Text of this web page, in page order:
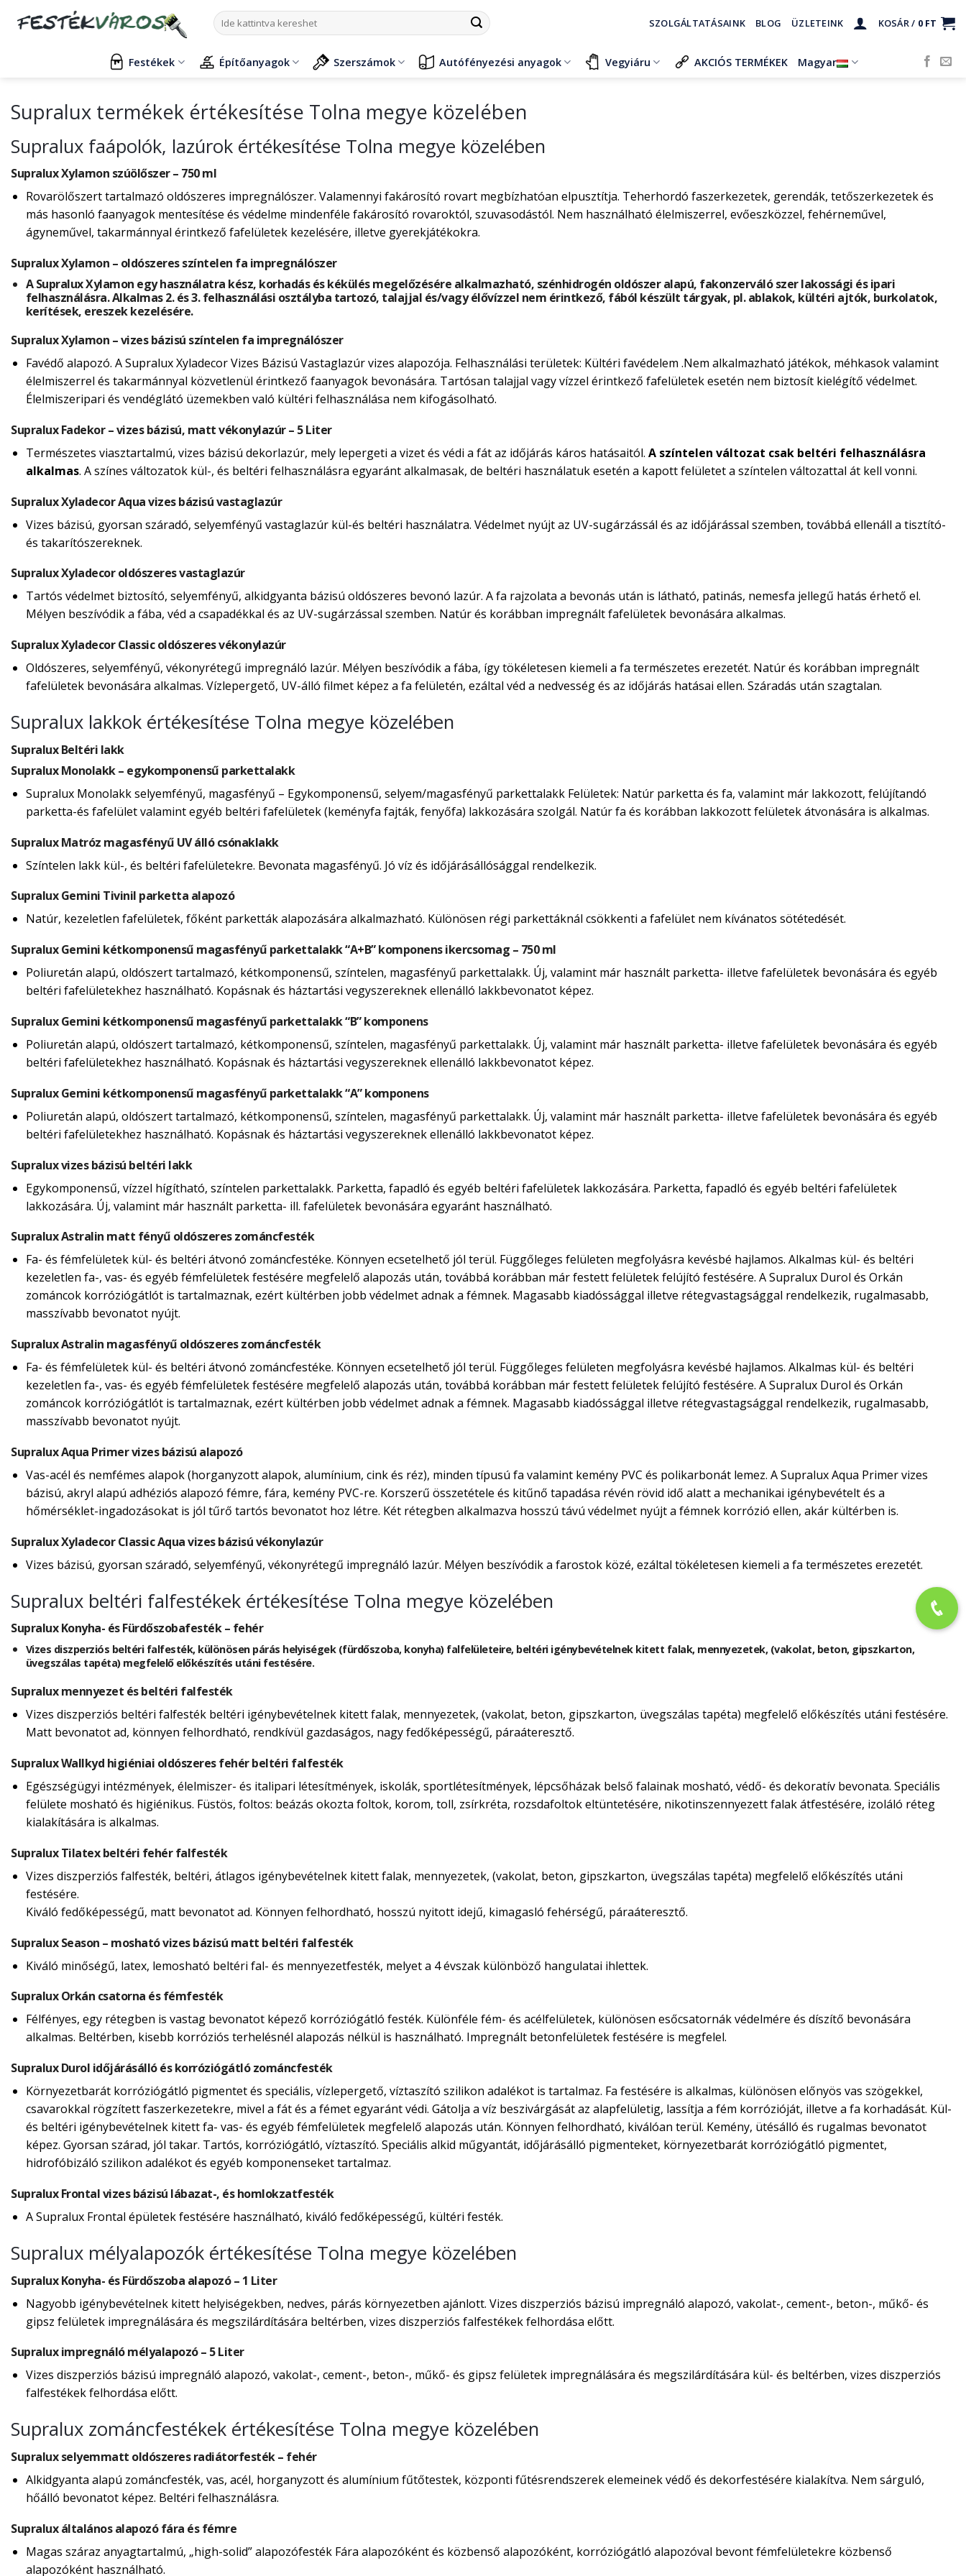
Keresés
a
SZOLGÁLTATÁSAINK BLOG ÜZLETEINK KOSÁR / 0 FT
Festékek Építőanyagok Szerszámok Autófényezési anyagok Vegyiáru AKCIÓS TERMÉKEK Magyar
Supralux termékek értékesítése Tolna megye közelében
Supralux faápolók, lazúrok értékesítése Tolna megye közelében
Supralux Xylamon szúölőszer – 750 ml
Rovarölőszert tartalmazó oldószeres impregnálószer. Valamennyi fakárosító rovart megbízhatóan elpusztítja. Teherhordó faszerkezetek, gerendák, tetőszerkezetek és
más hasonló faanyagok mentesítése és védelme mindenféle fakárosító rovaroktól, szuvasodástól. Nem használható élelmiszerrel, evőeszközzel, fehérneművel,
ágyneművel, takarmánnyal érintkező fafelületek kezelésére, illetve gyerekjátékokra.
Supralux Xylamon – oldószeres színtelen fa impregnálószer
A Supralux Xylamon egy használatra kész, korhadás és kékülés megelőzésére alkalmazható, szénhidrogén oldószer alapú, fakonzerváló szer lakossági és ipari
felhasználásra. Alkalmas 2. és 3. felhasználási osztályba tartozó, talajjal és/vagy élővízzel nem érintkező, fából készült tárgyak, pl. ablakok, kültéri ajtók, burkolatok,
kerítések, ereszek kezelésére.
Supralux Xylamon – vizes bázisú színtelen fa impregnálószer
Favédő alapozó. A Supralux Xyladecor Vizes Bázisú Vastaglazúr vizes alapozója. Felhasználási területek: Kültéri favédelem .Nem alkalmazható játékok, méhkasok valamint
élelmiszerrel és takarmánnyal közvetlenül érintkező faanyagok bevonására. Tartósan talajjal vagy vízzel érintkező fafelületek esetén nem biztosít kielégítő védelmet.
Élelmiszeripari és vendéglátó üzemekben való kültéri felhasználása nem kifogásolható.
Supralux Fadekor – vizes bázisú, matt vékonylazúr – 5 Liter
Természetes viasztartalmú, vizes bázisú dekorlazúr, mely lepergeti a vizet és védi a fát az időjárás káros hatásaitól. A színtelen változat csak beltéri felhasználásra
alkalmas. A színes változatok kül-, és beltéri felhasználásra egyaránt alkalmasak, de beltéri használatuk esetén a kapott felületet a színtelen változattal át kell vonni.
Supralux Xyladecor Aqua vizes bázisú vastaglazúr
Vizes bázisú, gyorsan száradó, selyemfényű vastaglazúr kül-és beltéri használatra. Védelmet nyújt az UV-sugárzássál és az időjárással szemben, továbbá ellenáll a tisztító-
és takarítószereknek.
Supralux Xyladecor oldószeres vastaglazúr
Tartós védelmet biztosító, selyemfényű, alkidgyanta bázisú oldószeres bevonó lazúr. A fa rajzolata a bevonás után is látható, patinás, nemesfa jellegű hatás érhető el.
Mélyen beszívódik a fába, véd a csapadékkal és az UV-sugárzással szemben. Natúr és korábban impregnált fafelületek bevonására alkalmas.
Supralux Xyladecor Classic oldószeres vékonylazúr
Oldószeres, selyemfényű, vékonyrétegű impregnáló lazúr. Mélyen beszívódik a fába, így tökéletesen kiemeli a fa természetes erezetét. Natúr és korábban impregnált
fafelületek bevonására alkalmas. Vízlepergető, UV-álló filmet képez a fa felületén, ezáltal véd a nedvesség és az időjárás hatásai ellen. Száradás után szagtalan.
Supralux lakkok értékesítése Tolna megye közelében
Supralux Beltéri lakk
Supralux Monolakk – egykomponensű parkettalakk
Supralux Monolakk selyemfényű, magasfényű – Egykomponensű, selyem/magasfényű parkettalakk Felületek: Natúr parketta és fa, valamint már lakkozott, felújítandó
parketta-és fafelület valamint egyéb beltéri fafelületek (keményfa fajták, fenyőfa) lakkozására szolgál. Natúr fa és korábban lakkozott felületek átvonására is alkalmas.
Supralux Matróz magasfényű UV álló csónaklakk
Színtelen lakk kül-, és beltéri fafelületekre. Bevonata magasfényű. Jó víz és időjárásállósággal rendelkezik.
Supralux Gemini Tivinil parketta alapozó
Natúr, kezeletlen fafelületek, főként parketták alapozására alkalmazható. Különösen régi parkettáknál csökkenti a fafelület nem kívánatos sötétedését.
Supralux Gemini kétkomponensű magasfényű parkettalakk “A+B” komponens ikercsomag – 750 ml
Poliuretán alapú, oldószert tartalmazó, kétkomponensű, színtelen, magasfényű parkettalakk. Új, valamint már használt parketta- illetve fafelületek bevonására és egyéb
beltéri fafelületekhez használható. Kopásnak és háztartási vegyszereknek ellenálló lakkbevonatot képez.
Supralux Gemini kétkomponensű magasfényű parkettalakk “B” komponens
Poliuretán alapú, oldószert tartalmazó, kétkomponensű, színtelen, magasfényű parkettalakk. Új, valamint már használt parketta- illetve fafelületek bevonására és egyéb
beltéri fafelületekhez használható. Kopásnak és háztartási vegyszereknek ellenálló lakkbevonatot képez.
Supralux Gemini kétkomponensű magasfényű parkettalakk “A” komponens
Poliuretán alapú, oldószert tartalmazó, kétkomponensű, színtelen, magasfényű parkettalakk. Új, valamint már használt parketta- illetve fafelületek bevonására és egyéb
beltéri fafelületekhez használható. Kopásnak és háztartási vegyszereknek ellenálló lakkbevonatot képez.
Supralux vizes bázisú beltéri lakk
Egykomponensű, vízzel hígítható, színtelen parkettalakk. Parketta, fapadló és egyéb beltéri fafelületek lakkozására. Parketta, fapadló és egyéb beltéri fafelületek
lakkozására. Új, valamint már használt parketta- ill. fafelületek bevonására egyaránt használható.
Supralux Astralin matt fényű oldószeres zománcfesték
Fa- és fémfelületek kül- és beltéri átvonó zománcfestéke. Könnyen ecsetelhető jól terül. Függőleges felületen megfolyásra kevésbé hajlamos. Alkalmas kül- és beltéri
kezeletlen fa-, vas- és egyéb fémfelületek festésére megfelelő alapozás után, továbbá korábban már festett felületek felújító festésére. A Supralux Durol és Orkán
zománcok korróziógátlót is tartalmaznak, ezért kültérben jobb védelmet adnak a fémnek. Magasabb kiadóssággal illetve rétegvastagsággal rendelkezik, rugalmasabb,
masszívabb bevonatot nyújt.
Supralux Astralin magasfényű oldószeres zománcfesték
Fa- és fémfelületek kül- és beltéri átvonó zománcfestéke. Könnyen ecsetelhető jól terül. Függőleges felületen megfolyásra kevésbé hajlamos. Alkalmas kül- és beltéri
kezeletlen fa-, vas- és egyéb fémfelületek festésére megfelelő alapozás után, továbbá korábban már festett felületek felújító festésére. A Supralux Durol és Orkán
zománcok korróziógátlót is tartalmaznak, ezért kültérben jobb védelmet adnak a fémnek. Magasabb kiadóssággal illetve rétegvastagsággal rendelkezik, rugalmasabb,
masszívabb bevonatot nyújt.
Supralux Aqua Primer vizes bázisú alapozó
Vas-acél és nemfémes alapok (horganyzott alapok, alumínium, cink és réz), minden típusú fa valamint kemény PVC és polikarbonát lemez. A Supralux Aqua Primer vizes
bázisú, akryl alapú adhéziós alapozó fémre, fára, kemény PVC-re. Korszerű összetétele és kitűnő tapadása révén rövid idő alatt a mechanikai igénybevételt és a
hőmérséklet-ingadozásokat is jól tűrő tartós bevonatot hoz létre. Két rétegben alkalmazva hosszú távú védelmet nyújt a fémnek korrózió ellen, akár kültérben is.
Supralux Xyladecor Classic Aqua vizes bázisú vékonylazúr
Vizes bázisú, gyorsan száradó, selyemfényű, vékonyrétegű impregnáló lazúr. Mélyen beszívódik a farostok közé, ezáltal tökéletesen kiemeli a fa természetes erezetét.
Supralux beltéri falfestékek értékesítése Tolna megye közelében
Supralux Konyha- és Fürdőszobafesték – fehér
Vizes diszperziós beltéri falfesték, különösen párás helyiségek (fürdőszoba, konyha) falfelületeire, beltéri igénybevételnek kitett falak, mennyezetek, (vakolat, beton, gipszkarton,
üvegszálas tapéta) megfelelő előkészítés utáni festésére.
Supralux mennyezet és beltéri falfesték
Vizes diszperziós beltéri falfesték beltéri igénybevételnek kitett falak, mennyezetek, (vakolat, beton, gipszkarton, üvegszálas tapéta) megfelelő előkészítés utáni festésére.
Matt bevonatot ad, könnyen felhordható, rendkívül gazdaságos, nagy fedőképességű, páraáteresztő.
Supralux Wallkyd higiéniai oldószeres fehér beltéri falfesték
Egészségügyi intézmények, élelmiszer- és italipari létesítmények, iskolák, sportlétesítmények, lépcsőházak belső falainak mosható, védő- és dekoratív bevonata. Speciális
felülete mosható és higiénikus. Füstös, foltos: beázás okozta foltok, korom, toll, zsírkréta, rozsdafoltok eltüntetésére, nikotinszennyezett falak átfestésére, izoláló réteg
kialakítására is alkalmas.
Supralux Tilatex beltéri fehér falfesték
Vizes diszperziós falfesték, beltéri, átlagos igénybevételnek kitett falak, mennyezetek, (vakolat, beton, gipszkarton, üvegszálas tapéta) megfelelő előkészítés utáni
festésére.
Kiváló fedőképességű, matt bevonatot ad. Könnyen felhordható, hosszú nyitott idejű, kimagasló fehérségű, páraáteresztő.
Supralux Season – mosható vizes bázisú matt beltéri falfesték
Kiváló minőségű, latex, lemosható beltéri fal- és mennyezetfesték, melyet a 4 évszak különböző hangulatai ihlettek.
Supralux Orkán csatorna és fémfesték
Félfényes, egy rétegben is vastag bevonatot képező korróziógátló festék. Különféle fém- és acélfelületek, különösen esőcsatornák védelmére és díszítő bevonására
alkalmas. Beltérben, kisebb korróziós terhelésnél alapozás nélkül is használható. Impregnált betonfelületek festésére is megfelel.
Supralux Durol időjárásálló és korróziógátló zománcfesték
Környezetbarát korróziógátló pigmentet és speciális, vízlepergető, víztaszító szilikon adalékot is tartalmaz. Fa festésére is alkalmas, különösen előnyös vas szögekkel,
csavarokkal rögzített faszerkezetekre, mivel a fát és a fémet egyaránt védi. Gátolja a víz beszivárgását az alapfelületig, lassítja a fém korrózióját, illetve a fa korhadását. Kül-
és beltéri igénybevételnek kitett fa- vas- és egyéb fémfelületek megfelelő alapozás után. Könnyen felhordható, kiválóan terül. Kemény, ütésálló és rugalmas bevonatot
képez. Gyorsan szárad, jól takar. Tartós, korróziógátló, víztaszító. Speciális alkid műgyantát, időjárásálló pigmenteket, környezetbarát korróziógátló pigmentet,
hidrofóbizáló szilikon adalékot és egyéb komponenseket tartalmaz.
Supralux Frontal vizes bázisú lábazat-, és homlokzatfesték
A Supralux Frontal épületek festésére használható, kiváló fedőképességű, kültéri festék.
Supralux mélyalapozók értékesítése Tolna megye közelében
Supralux Konyha- és Fürdőszoba alapozó – 1 Liter
Nagyobb igénybevételnek kitett helyiségekben, nedves, párás környezetben ajánlott. Vizes diszperziós bázisú impregnáló alapozó, vakolat-, cement-, beton-, műkő- és
gipsz felületek impregnálására és megszilárdítására beltérben, vizes diszperziós falfestékek felhordása előtt.
Supralux impregnáló mélyalapozó – 5 Liter
Vizes diszperziós bázisú impregnáló alapozó, vakolat-, cement-, beton-, műkő- és gipsz felületek impregnálására és megszilárdítására kül- és beltérben, vizes diszperziós
falfestékek felhordása előtt.
Supralux zománcfestékek értékesítése Tolna megye közelében
Supralux selyemmatt oldószeres radiátorfesték – fehér
Alkidgyanta alapú zománcfesték, vas, acél, horganyzott és alumínium fűtőtestek, központi fűtésrendszerek elemeinek védő és dekorfestésére kialakítva. Nem sárguló,
hőálló bevonatot képez. Beltéri felhasználásra.
Supralux általános alapozó fára és fémre
Magas száraz anyagtartalmú, „high-solid” alapozófesték Fára alapozóként és közbenső alapozóként, korróziógátló alapozóval bevont fémfelületekre közbenső
alapozóként használható.